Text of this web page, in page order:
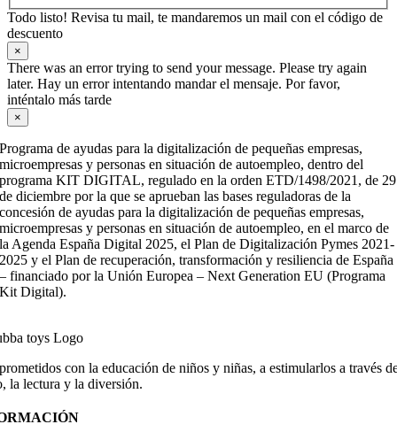
Todo listo! Revisa tu mail, te mandaremos un mail con el código de
descuento
×
There was an error trying to send your message. Please try again
later. Hay un error intentando mandar el mensaje. Por favor,
inténtalo más tarde
×
Programa de ayudas para la digitalización de pequeñas empresas,
microempresas y personas en situación de autoempleo, dentro del
programa KIT DIGITAL, regulado en la orden ETD/1498/2021, de 29
de diciembre por la que se aprueban las bases reguladoras de la
concesión de ayudas para la digitalización de pequeñas empresas,
microempresas y personas en situación de autoempleo, en el marco de
la Agenda España Digital 2025, el Plan de Digitalización Pymes 2021-
2025 y el Plan de recuperación, transformación y resiliencia de España
– financiado por la Unión Europea – Next Generation EU (Programa
Kit Digital).
con la educación de niños y niñas, a estimularlos a través
la lectura y la diversión.